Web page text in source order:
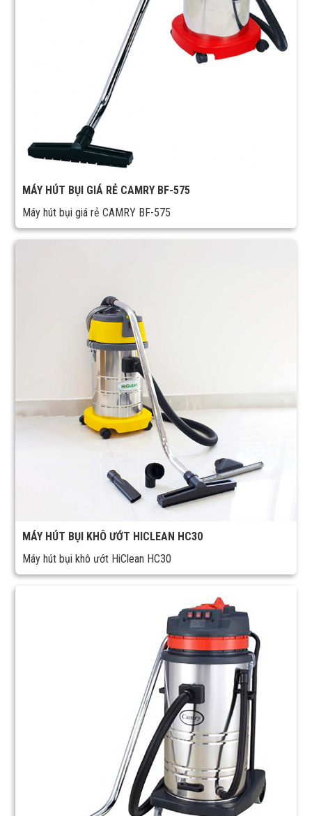
MÁY HÚT BỤI GIÁ RẺ CAMRY BF-575
Máy hút bụi giá rẻ CAMRY BF-575
MÁY HÚT BỤI KHÔ ƯỚT HICLEAN HC30
Máy hút bụi khô ướt HiClean HC30